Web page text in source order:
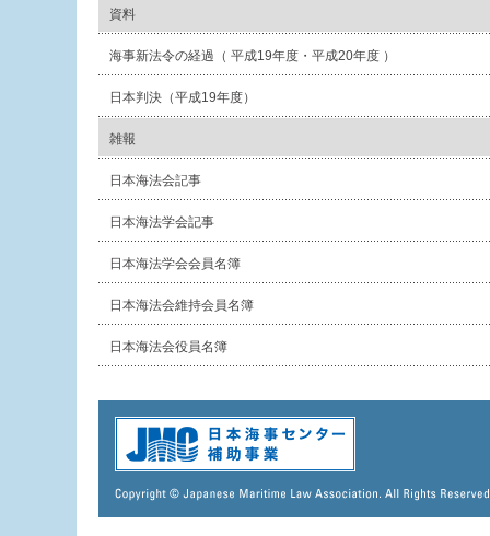
資料
海事新法令の経過（ 平成19年度・平成20年度 ）
日本判決（平成19年度）
雑報
日本海法会記事
日本海法学会記事
日本海法学会会員名簿
日本海法会維持会員名簿
日本海法会役員名簿